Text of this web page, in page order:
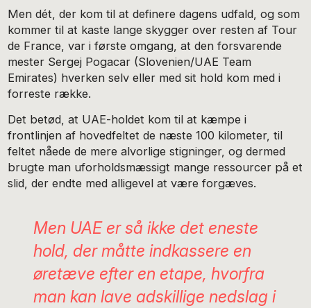
Men dét, der kom til at definere dagens udfald, og som
kommer til at kaste lange skygger over resten af Tour
de France, var i første omgang, at den forsvarende
mester Sergej Pogacar (Slovenien/UAE Team
Emirates) hverken selv eller med sit hold kom med i
forreste række.
Det betød, at UAE-holdet kom til at kæmpe i
frontlinjen af hovedfeltet de næste 100 kilometer, til
feltet nåede de mere alvorlige stigninger, og dermed
brugte man uforholdsmæssigt mange ressourcer på et
slid, der endte med alligevel at være forgæves.
Men UAE er så ikke det eneste
hold, der måtte indkassere en
øretæve efter en etape, hvorfra
man kan lave adskillige nedslag i